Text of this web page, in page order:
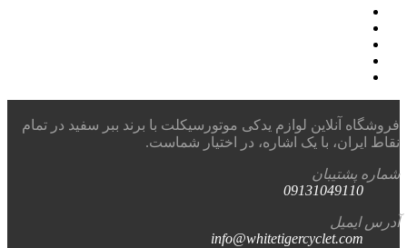
فروشگاه آنلاین لوازم یدکی موتورسیکلت با برند ببر سفید در تمام
نقاط ایران، با یک اشاره، در اختیار شماست.
شماره پشتیبان
09131049110
آدرس ایمیل
info@whitetigercyclet.com